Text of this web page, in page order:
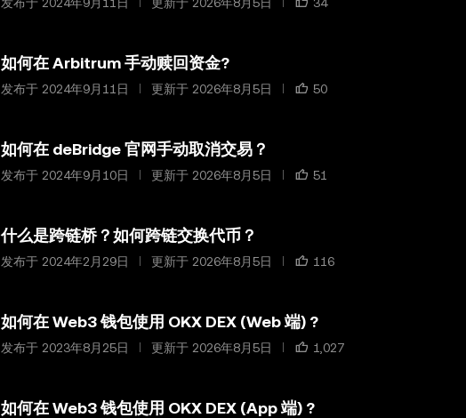
如何在 Arbitrum 手动赎回资金?
发布于 2024年9月11日 更新于 2026年8月5日 50
如何在 deBridge 官网手动取消交易？
发布于 2024年9月10日 更新于 2026年8月5日 51
什么是跨链桥？如何跨链交换代币？
发布于 2024年2月29日 更新于 2026年8月5日 116
如何在 Web3 钱包使用 OKX DEX (Web 端) ?
发布于 2023年8月25日 更新于 2026年8月5日 1,027
如何在 Web3 钱包使用 OKX DEX (App 端) ?